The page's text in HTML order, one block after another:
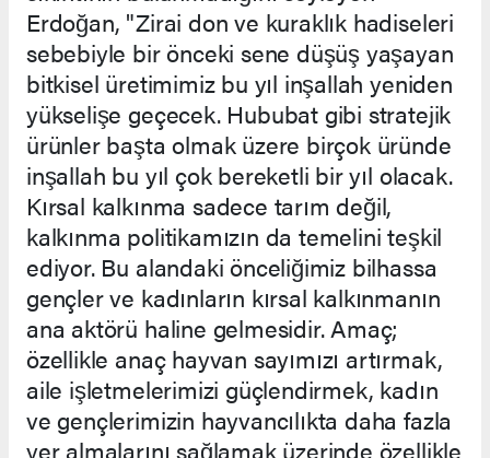
Erdoğan, "Zirai don ve kuraklık hadiseleri
sebebiyle bir önceki sene düşüş yaşayan
bitkisel üretimimiz bu yıl inşallah yeniden
yükselişe geçecek. Hububat gibi stratejik
ürünler başta olmak üzere birçok üründe
inşallah bu yıl çok bereketli bir yıl olacak.
Kırsal kalkınma sadece tarım değil,
kalkınma politikamızın da temelini teşkil
ediyor. Bu alandaki önceliğimiz bilhassa
gençler ve kadınların kırsal kalkınmanın
ana aktörü haline gelmesidir. Amaç;
özellikle anaç hayvan sayımızı artırmak,
aile işletmelerimizi güçlendirmek, kadın
ve gençlerimizin hayvancılıkta daha fazla
yer almalarını sağlamak üzerinde özellikle